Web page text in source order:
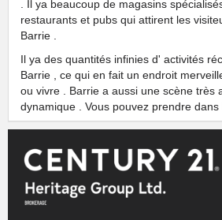
. Il ya beaucoup de magasins
restaurants et pubs qui attirent les
Barrie .
Il ya des quantités infinies d' activités
Barrie , ce qui en fait un endroit
ou vivre . Barrie a aussi une scène très
dynamique . Vous pouvez prendre
découvrir l'art en prenant part à une
Barrie a de nombreux centres
de loisirs dans toute la ville pour rester
Informations voisinage pour cette annonce